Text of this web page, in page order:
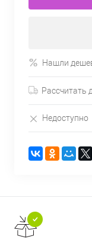
Нашли
Рассчитать
Недоступно